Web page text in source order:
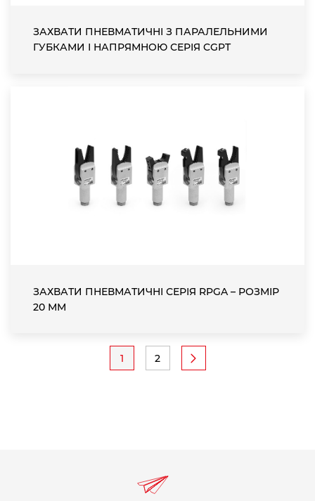
ЗАХВАТИ ПНЕВМАТИЧНІ З ПАРАЛЕЛЬНИМИ
ГУБКАМИ І НАПРЯМНОЮ СЕРІЯ CGPT
ЗАХВАТИ ПНЕВМАТИЧНІ СЕРІЯ RPGA – РОЗМІР
20 ММ
Поточна
1 Page
2